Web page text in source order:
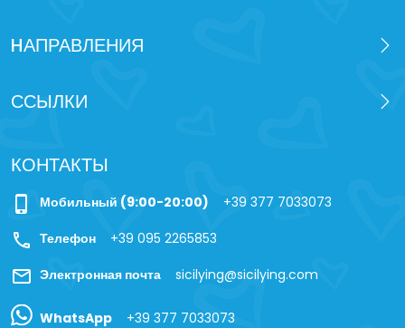
HАПРАВЛЕНИЯ
ССЫЛКИ
КОНТАКТЫ
phone_iphone Мобильный (9:00-20:00) +39 377 7033073
call Телефон +39 095 2265853
mail Электронная почта sicilying@sicilying.com
WhatsApp +39 377 7033073